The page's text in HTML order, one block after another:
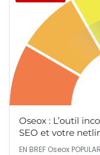
Oseox : L’outil
SEO et votre
EN BREF Oseox